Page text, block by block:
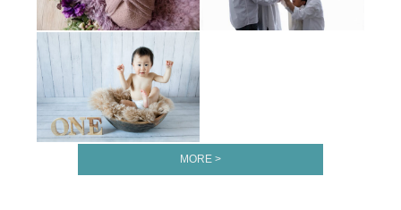
MORE >